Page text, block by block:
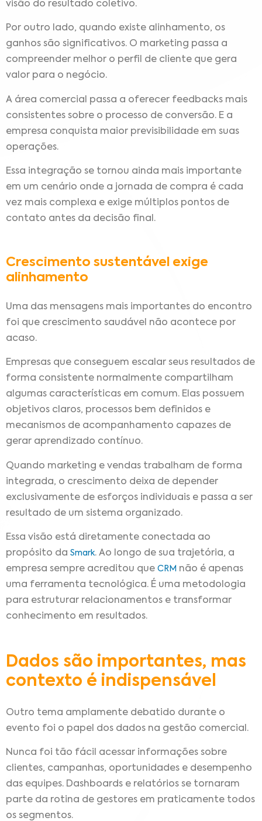
visão do resultado coletivo.
Por outro lado, quando existe alinhamento, os
ganhos são significativos. O marketing passa a
compreender melhor o perfil de cliente que gera
valor para o negócio.
A área comercial passa a oferecer feedbacks mais
consistentes sobre o processo de conversão. E a
empresa conquista maior previsibilidade em suas
operações.
Essa integração se tornou ainda mais importante
em um cenário onde a jornada de compra é cada
vez mais complexa e exige múltiplos pontos de
contato antes da decisão final.
Crescimento sustentável exige
alinhamento
Uma das mensagens mais importantes do encontro
foi que crescimento saudável não acontece por
acaso.
Empresas que conseguem escalar seus resultados de
forma consistente normalmente compartilham
algumas características em comum. Elas possuem
objetivos claros, processos bem definidos e
mecanismos de acompanhamento capazes de
gerar aprendizado contínuo.
Quando marketing e vendas trabalham de forma
integrada, o crescimento deixa de depender
exclusivamente de esforços individuais e passa a ser
resultado de um sistema organizado.
Essa visão está diretamente conectada ao
propósito da Smark. Ao longo de sua trajetória, a
empresa sempre acreditou que CRM não é apenas
uma ferramenta tecnológica. É uma metodologia
para estruturar relacionamentos e transformar
conhecimento em resultados.
Dados são importantes, mas
contexto é indispensável
Outro tema amplamente debatido durante o
evento foi o papel dos dados na gestão comercial.
Nunca foi tão fácil acessar informações sobre
clientes, campanhas, oportunidades e desempenho
das equipes. Dashboards e relatórios se tornaram
parte da rotina de gestores em praticamente todos
os segmentos.